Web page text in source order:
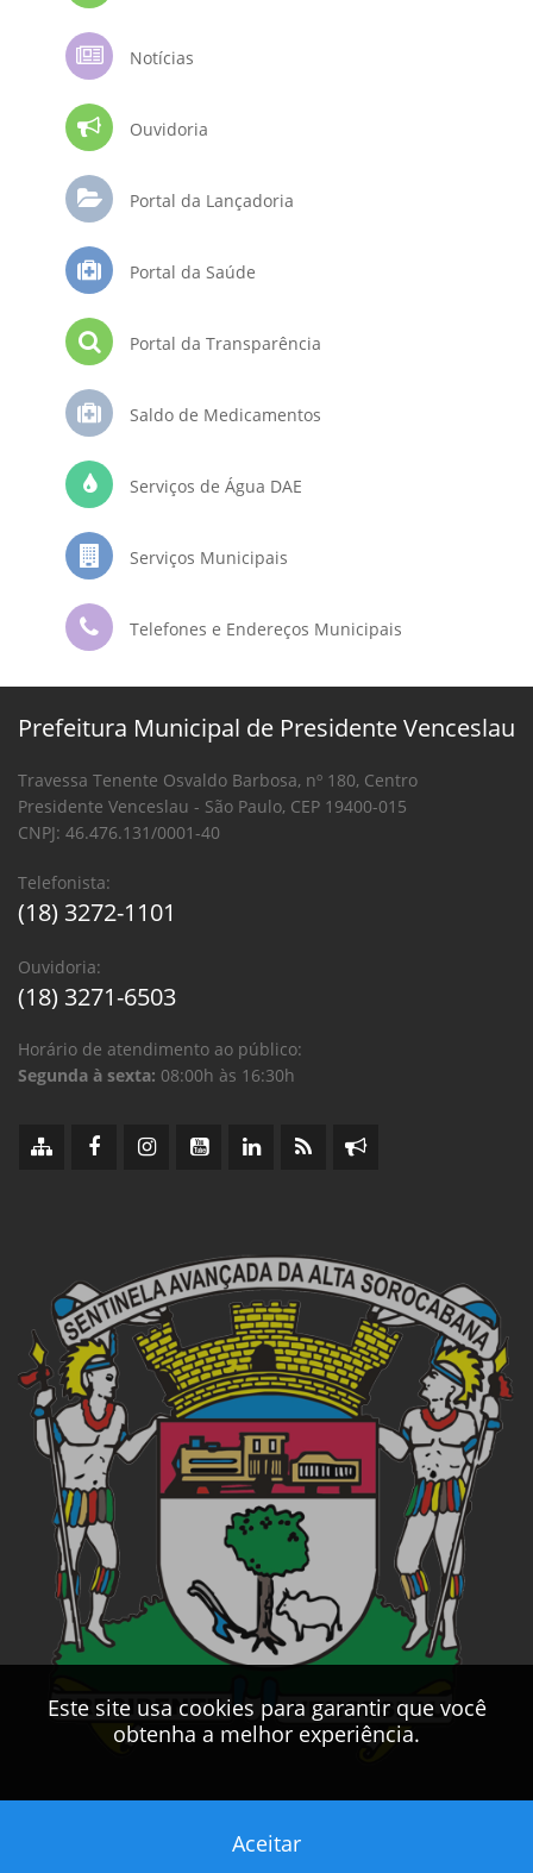
Notícias
Ouvidoria
Portal da Lançadoria
Portal da Saúde
Portal da Transparência
Saldo de Medicamentos
Serviços de Água DAE
Serviços Municipais
Telefones e Endereços Municipais
Este site usa cookies para garantir que você
obtenha a melhor experiência.
Aceitar
Prefeitura Municipal de Presidente Venceslau
Travessa Tenente Osvaldo Barbosa, nº 180, Centro
Presidente Venceslau - São Paulo, CEP 19400-015
CNPJ: 46.476.131/0001-40
Telefonista:
(18) 3272-1101
Ouvidoria:
(18) 3271-6503
Horário de atendimento ao público:
Segunda à sexta: 08:00h às 16:30h